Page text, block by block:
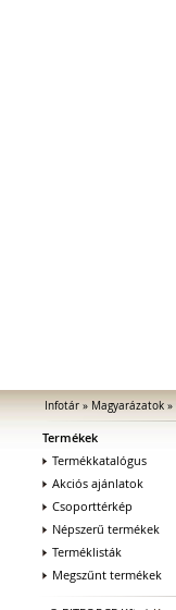
Infotár» Magyarázatok»
Termékek
Termékkatalógus
Akciós ajánlatok
Csoporttérkép
Népszerű termékek
Terméklisták
Megszűnt termékek